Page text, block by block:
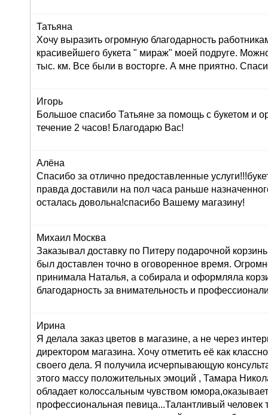
Татьяна
Хочу выразить огромную благодарность
красивейшего букета " мираж" моей подруге.
тыс. км. Все были в восторге. А мне приятно.
Игорь
Большое спасибо Татьяне за помощь с букетом и
течение 2 часов! Благодарю Вас!
Алёна
Спасибо за отлично предоставленные
правда доставили на пол часа раньше
осталась довольна!спасибо Вашему магазину!
Михаил Москва
Заказывал доставку по Питеру подарочной
был доставлен точно в оговоренное время.
принимала Наталья, а собирала и оформляла
благодарность за внимательность и
Ирина
Я делала заказ цветов в магазине, а не через
директором магазина. Хочу отметить её как
своего дела. Я получила исчерпывающую
этого массу положительных эмоций , Тамара
обладает колоссальным чувством
профессиональная певица...Талантливый человек